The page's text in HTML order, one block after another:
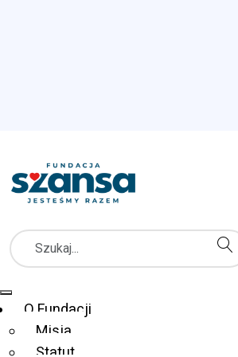
Szukaj
Menu Główne
O Fundacji
Misja
Statut